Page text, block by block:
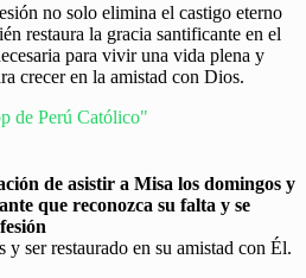
no solo elimina el castigo eterno
restaura la gracia santificante en el
para vivir una vida plena y
crecer en la amistad con Dios.
de Perú Católico"
de asistir a Misa los domingos y
que reconozca su falta y se
ser restaurado en su amistad con Él.